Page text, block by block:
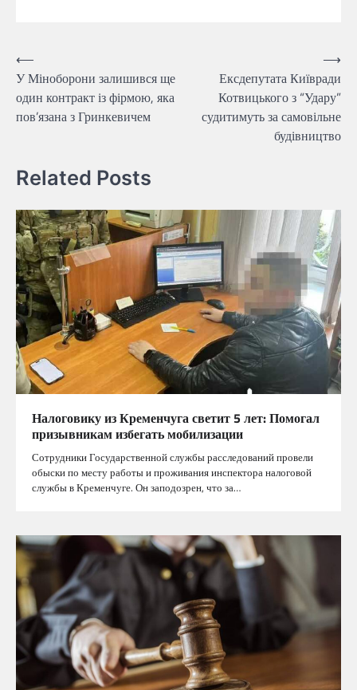
Навігація
записів
⟵
У Міноборони залишився ще
один контракт із фірмою, яка
пов’язана з Гринкевичем
Ексдепутата Київради
Котвицького з “Удару”
судитимуть за самовільне
будівництво
⟶
Related Posts
Налоговику из Кременчуга светит 5 лет: Помогал
призывникам избегать мобилизации
Сотрудники Государственной службы расследований провели
обыски по месту работы и проживания инспектора налоговой
службы в Кременчуге. Он заподозрен, что за…